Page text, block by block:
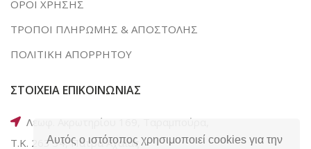
Αυτός ο ιστότοπος χρησιμοποιεί cookies για την
ΟΡΟΙ ΧΡΗΣΗΣ
ΤΡΟΠΟΙ ΠΛΗΡΩΜΗΣ & ΑΠΟΣΤΟΛΗΣ
ΠΟΛΙΤΙΚΗ ΑΠΟΡΡΗΤΟΥ
ΣΤΟΙΧΕΙΑ ΕΠΙΚΟΙΝΩΝΙΑΣ
Λεωφ. Ακρωτηρίου 169, Ταραμπούρα,
Τ.Κ. 263 34, Πάτρα Αχαΐας